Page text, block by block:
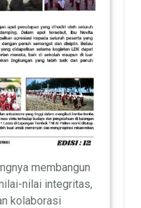
membangun
nilai integritas,
kolaborasi